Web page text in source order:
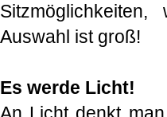
Auswahl ist groß!
Es werde Licht!